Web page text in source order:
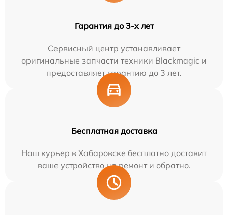
Гарантия до 3-х лет
Сервисный центр устанавливает
оригинальные запчасти техники Blackmagic и
предоставляет гарантию до 3 лет.
Бесплатная доставка
Наш курьер в Хабаровске бесплатно доставит
ваше устройство на ремонт и обратно.